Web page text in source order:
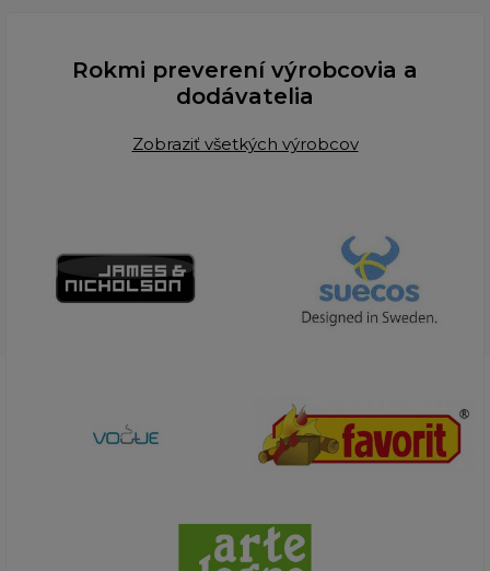
Rokmi preverení výrobcovia a
dodávatelia
Zobraziť všetkých výrobcov